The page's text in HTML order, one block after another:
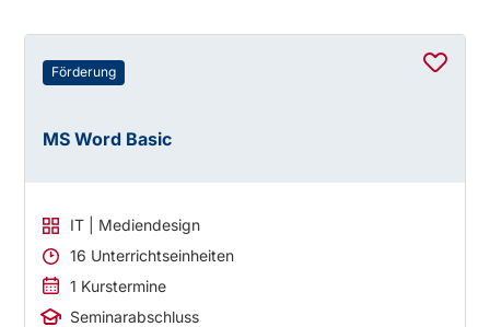
Förderung
MS Word Basic
IT | Mediendesign
16 Unterrichtseinheiten
1 Kurstermine
Seminarabschluss